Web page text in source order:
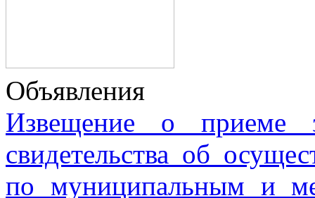
Объявления
Извещение о приеме
свидетельства об
по муниципальным и